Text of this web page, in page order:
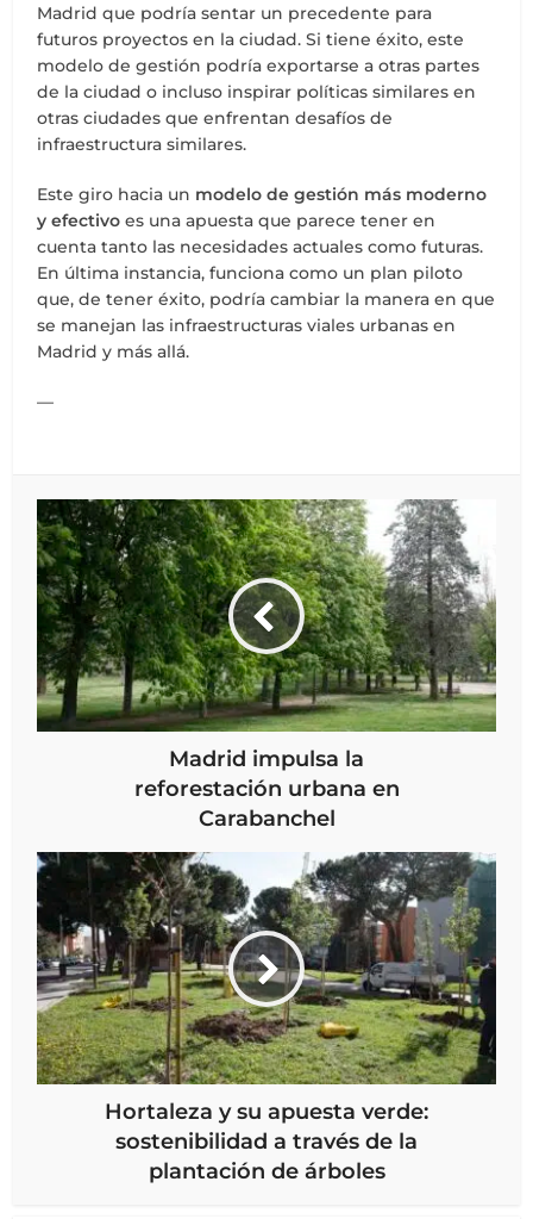
Madrid que podría sentar un precedente para
futuros proyectos en la ciudad. Si tiene éxito, este
modelo de gestión podría exportarse a otras partes
de la ciudad o incluso inspirar políticas similares en
otras ciudades que enfrentan desafíos de
infraestructura similares.
Este giro hacia un modelo de gestión más moderno
y efectivo es una apuesta que parece tener en
cuenta tanto las necesidades actuales como futuras.
En última instancia, funciona como un plan piloto
que, de tener éxito, podría cambiar la manera en que
se manejan las infraestructuras viales urbanas en
Madrid y más allá.
—
Madrid impulsa la
reforestación urbana en
Carabanchel
Hortaleza y su apuesta verde:
sostenibilidad a través de la
plantación de árboles